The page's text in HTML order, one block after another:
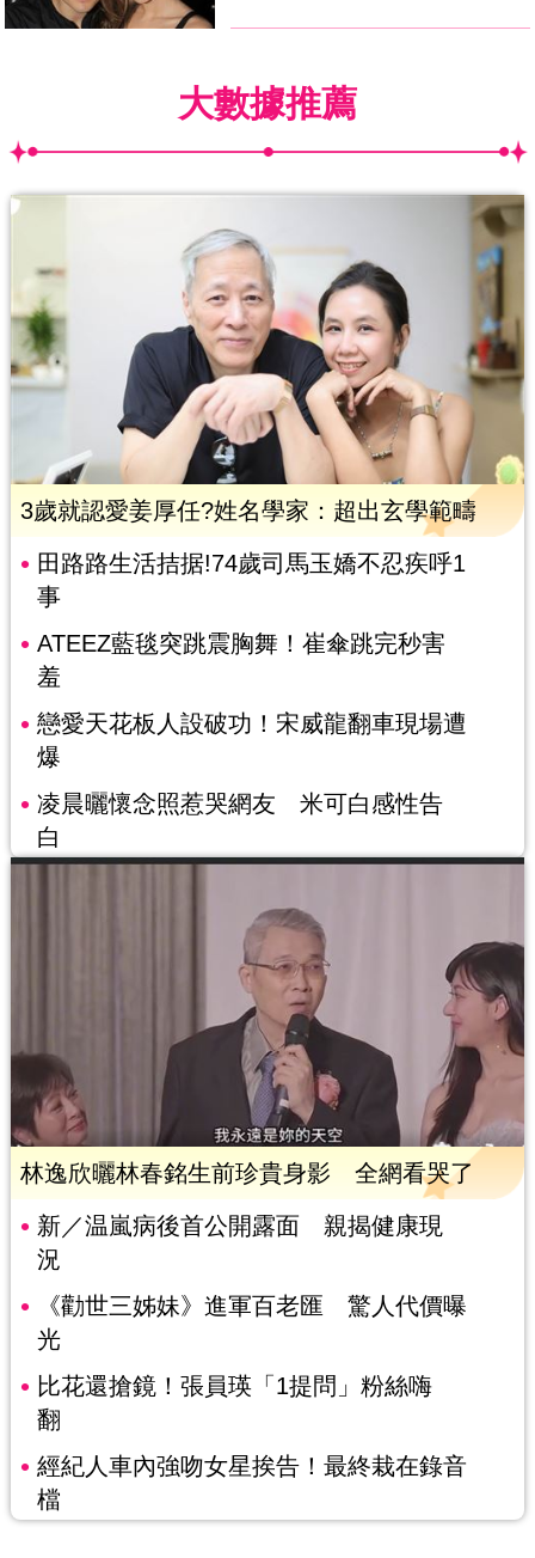
大數據推薦
3歲就認愛姜厚任?姓名學家：超出玄學範疇
田路路生活拮据!74歲司馬玉嬌不忍疾呼1
事
ATEEZ藍毯突跳震胸舞！崔傘跳完秒害
羞
戀愛天花板人設破功！宋威龍翻車現場遭
爆
凌晨曬懷念照惹哭網友 米可白感性告
白
林逸欣曬林春銘生前珍貴身影 全網看哭了
新／温嵐病後首公開露面 親揭健康現
況
《勸世三姊妹》進軍百老匯 驚人代價曝
光
比花還搶鏡！張員瑛「1提問」粉絲嗨
翻
經紀人車內強吻女星挨告！最終栽在錄音
檔